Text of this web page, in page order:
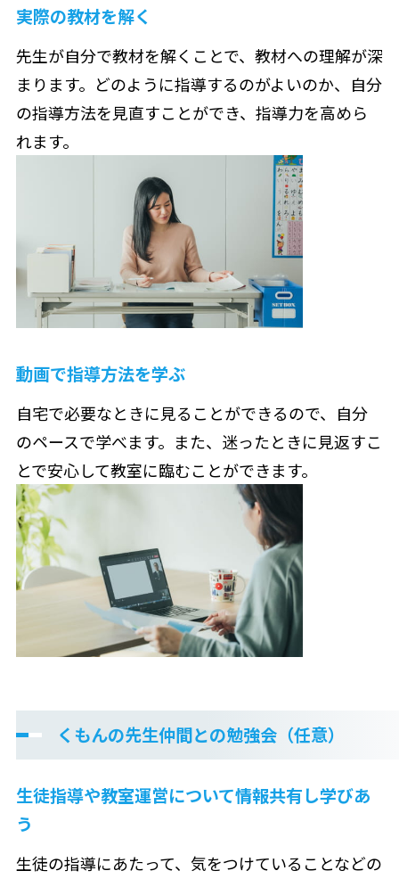
実際の教材を解く
先生が自分で教材を解くことで、教材への理解が深
まります。どのように指導するのがよいのか、自分
の指導方法を見直すことができ、指導力を高めら
れます。
動画で指導方法を学ぶ
自宅で必要なときに見ることができるので、自分
のペースで学べます。また、迷ったときに見返すこ
とで安心して教室に臨むことができます。
くもんの先生仲間との勉強会（任意）
生徒指導や教室運営について情報共有し学びあ
う
生徒の指導にあたって、気をつけていることなどの